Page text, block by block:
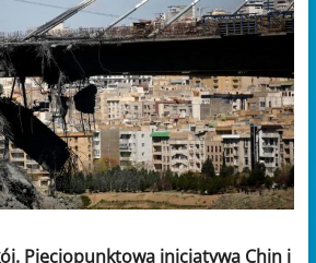
Pięciopunktowa inicjatywa Chin i